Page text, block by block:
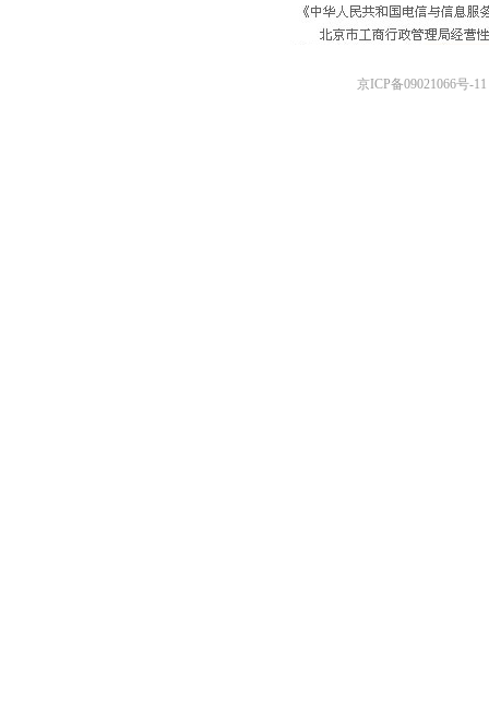
京ICP备09021066号-11